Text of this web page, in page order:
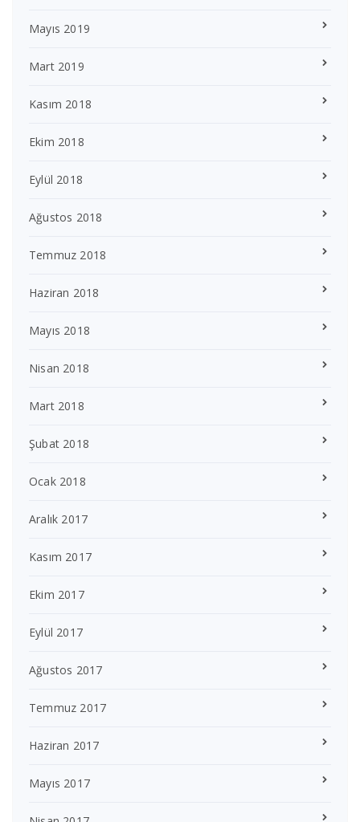
Mayıs 2019
Mart 2019
Kasım 2018
Ekim 2018
Eylül 2018
Ağustos 2018
Temmuz 2018
Haziran 2018
Mayıs 2018
Nisan 2018
Mart 2018
Şubat 2018
Ocak 2018
Aralık 2017
Kasım 2017
Ekim 2017
Eylül 2017
Ağustos 2017
Temmuz 2017
Haziran 2017
Mayıs 2017